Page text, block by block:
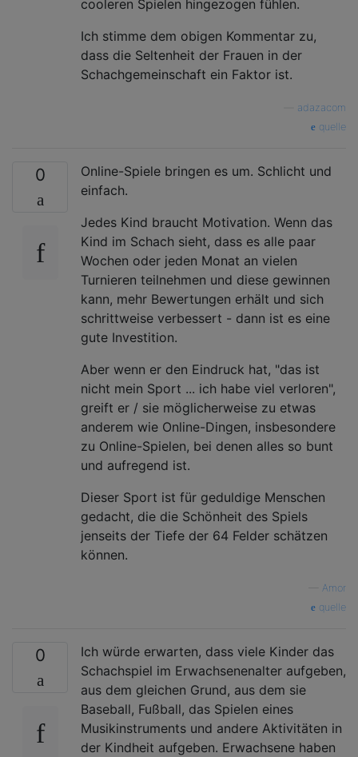
cooleren Spielen hingezogen fühlen.
Ich stimme dem obigen Kommentar zu,
dass die Seltenheit der Frauen in der
Schachgemeinschaft ein Faktor ist.
adazacom
quelle
0
Online-Spiele bringen es um. Schlicht und
einfach.
Jedes Kind braucht Motivation. Wenn das
Kind im Schach sieht, dass es alle paar
Wochen oder jeden Monat an vielen
Turnieren teilnehmen und diese gewinnen
kann, mehr Bewertungen erhält und sich
schrittweise verbessert - dann ist es eine
gute Investition.
Aber wenn er den Eindruck hat, "das ist
nicht mein Sport ... ich habe viel verloren",
greift er / sie möglicherweise zu etwas
anderem wie Online-Dingen, insbesondere
zu Online-Spielen, bei denen alles so bunt
und aufregend ist.
Dieser Sport ist für geduldige Menschen
gedacht, die die Schönheit des Spiels
jenseits der Tiefe der 64 Felder schätzen
können.
Amor
quelle
0
Ich würde erwarten, dass viele Kinder das
Schachspiel im Erwachsenenalter aufgeben,
aus dem gleichen Grund, aus dem sie
Baseball, Fußball, das Spielen eines
Musikinstruments und andere Aktivitäten in
der Kindheit aufgeben. Erwachsene haben